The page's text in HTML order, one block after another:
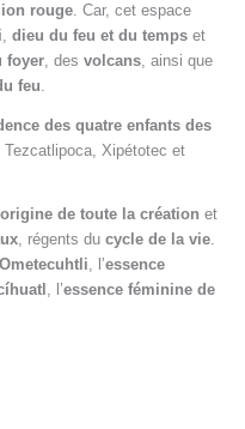
rouge. Car, cet espace
, dieu du feu et du temps et
foyer, des volcans, ainsi que
feu.
des quatre enfants des
Xipétotec et
de toute la création et
, régents du cycle de la vie
Ometecuhtli , l’essence
, l’essence féminine de